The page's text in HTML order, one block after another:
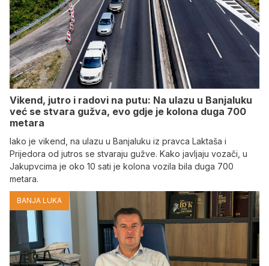
Vikend, jutro i radovi na putu: Na ulazu u Banjaluku
već se stvara gužva, evo gdje je kolona duga 700
metara
Iako je vikend, na ulazu u Banjaluku iz pravca Laktaša i
Prijedora od jutros se stvaraju gužve. Kako javljaju vozači, u
Jakupvcima je oko 10 sati je kolona vozila bila duga 700
metara.
BANJA LUKA